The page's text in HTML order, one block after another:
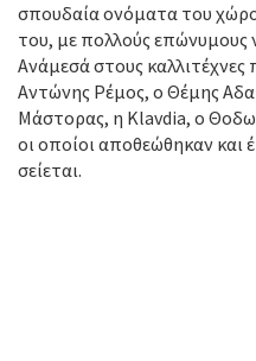
σπουδαία ονόματα του
του, με πολλούς επώνυμους
Ανάμεσά στους
Αντώνης Ρέμος, ο Θέμης
Μάστορας, η Klavdia, ο
οι οποίοι αποθεώθηκαν και
σείεται.